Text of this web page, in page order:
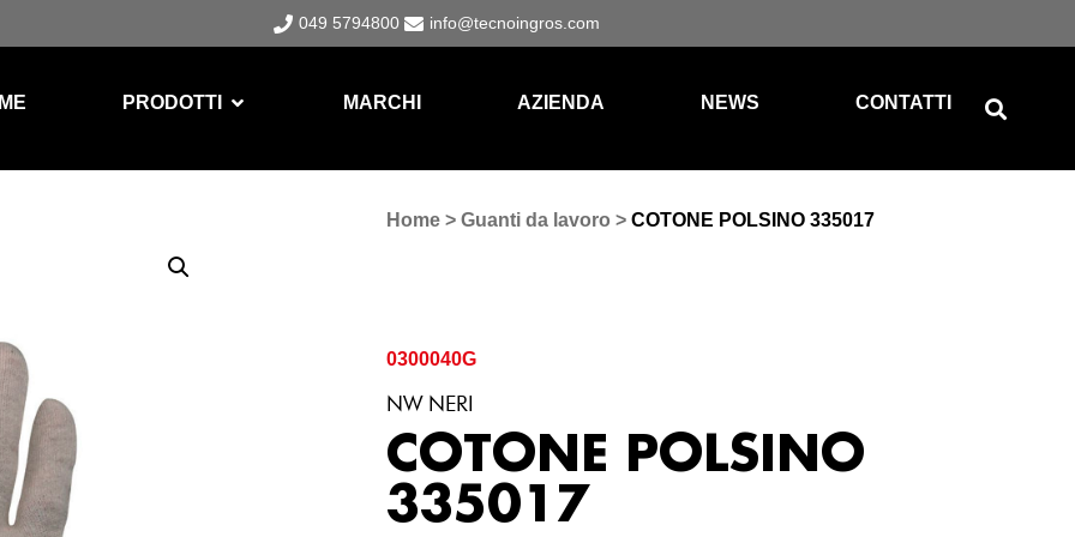
049 5794800 info@tecnoingros.com
PRODOTTI MARCHI AZIENDA NEWS CONTATTI
Home >Guanti da lavoro >COTONE POLSINO 335017
0300040G
NW NERI
COTONE POLSINO
335017